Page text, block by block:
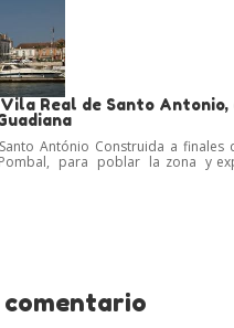
Real de Santo
António Construida a finales
para poblar la zona y